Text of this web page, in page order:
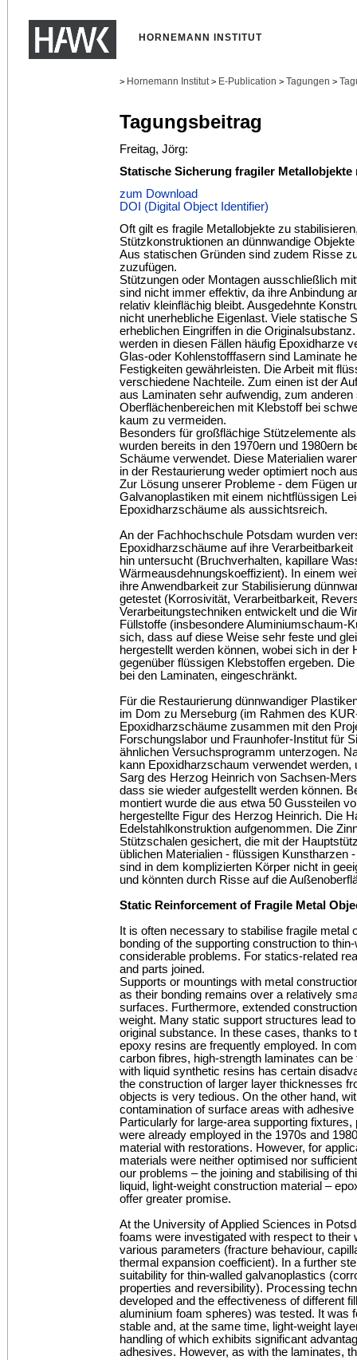
HORNEMANN INSTITUT
> Hornemann Institut > E-Publication > Tagungen >
Tagungsbeitrag
Freitag, Jörg:
Statische Sicherung fragiler
zum Download
DOI (Digital Object Identifier)
Oft gilt es fragile Metallobjekte zu
Stützkonstruktionen an dünnwandige
Aus statischen Gründen sind zudem Risse
zuzufügen.
Stützungen oder Montagen ausschließlich
sind nicht immer effektiv, da ihre Anbindung
relativ kleinflächig bleibt. Ausgedehnte
nicht unerhebliche Eigenlast. Viele statische
erheblichen Eingriffen in die
werden in diesen Fällen häufig Epoxidharze
Glas-oder Kohlenstofffasern sind Laminate
Festigkeiten gewährleisten. Die Arbeit mit
verschiedene Nachteile. Zum einen ist der
aus Laminaten sehr aufwendig, zum
Oberflächenbereichen mit Klebstoff bei
kaum zu vermeiden.
Besonders für großflächige Stützelemente
wurden bereits in den 1970ern und 1980ern
Schäume verwendet. Diese Materialien
in der Restaurierung weder optimiert noch
Zur Lösung unserer Probleme - dem Fügen
Galvanoplastiken mit einem nichtflüssigen
Epoxidharzschäume als aussichtsreich.
An der Fachhochschule Potsdam wurden
Epoxidharzschäume auf ihre
hin untersucht (Bruchverhalten, kapillare
Wärmeausdehnungskoeffizient). In einem
ihre Anwendbarkeit zur Stabilisierung
getestet (Korrosivität, Verarbeitbarkeit,
Verarbeitungstechniken entwickelt und die
Füllstoffe (insbesondere Aluminiumschaum-
sich, dass auf diese Weise sehr feste und
hergestellt werden können, wobei sich in der
gegenüber flüssigen Klebstoffen ergeben.
bei den Laminaten, eingeschränkt.
Für die Restaurierung dünnwandiger
im Dom zu Merseburg (im Rahmen des
Epoxidharzschäume zusammen mit den
Forschungslabor und Fraunhofer-Institut für
ähnlichen Versuchsprogramm unterzogen.
kann Epoxidharzschaum verwendet werden,
Sarg des Herzog Heinrich von Sachsen-
dass sie wieder aufgestellt werden können.
montiert wurde die aus etwa 50 Gussteilen
hergestellte Figur des Herzog Heinrich. Die
Edelstahlkonstruktion aufgenommen. Die
Stützschalen gesichert, die mit der
üblichen Materialien - flüssigen Kunstharzen
sind in dem komplizierten Körper nicht in
und könnten durch Risse auf die
Static Reinforcement of Fragile Metal
It is often necessary to stabilise fragile metal
bonding of the supporting construction to
considerable problems. For statics-related
and parts joined.
Supports or mountings with metal
as their bonding remains over a relatively
surfaces. Furthermore, extended
weight. Many static support structures lead
original substance. In these cases, thanks to
epoxy resins are frequently employed. In
carbon fibres, high-strength laminates can
with liquid synthetic resins has certain
the construction of larger layer thicknesses
objects is very tedious. On the other hand,
contamination of surface areas with
Particularly for large-area supporting
were already employed in the 1970s and
material with restorations. However, for
materials were neither optimised nor
our problems – the joining and stabilising of
liquid, light-weight construction material –
offer greater promise.
At the University of Applied Sciences in
foams were investigated with respect to their
various parameters (fracture behaviour,
thermal expansion coefficient). In a further
suitability for thin-walled galvanoplastics
properties and reversibility). Processing
developed and the effectiveness of different
aluminium foam spheres) was tested. It was
stable and, at the same time, light-weight
handling of which exhibits significant
adhesives. However, as with the laminates,